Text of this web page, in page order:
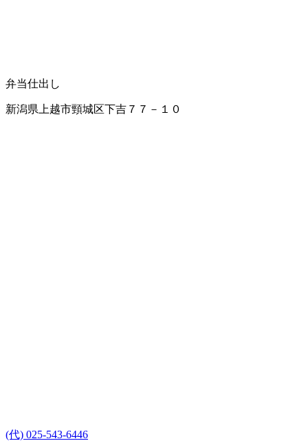
弁当仕出し
新潟県上越市頸城区下吉７７－１０
(代) 025-543-6446